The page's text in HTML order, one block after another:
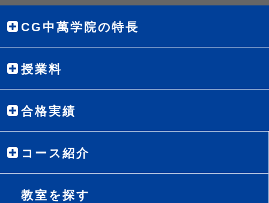
CG中萬学院の特長
授業料
合格実績
コース紹介
教室を探す